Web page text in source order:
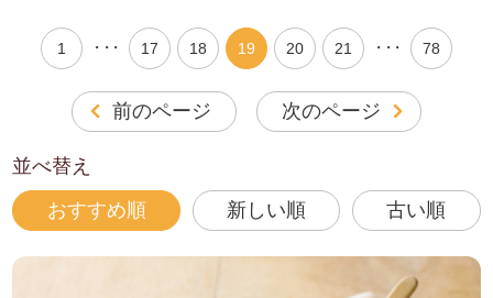
前のページ
1 ・・・ 17 18 19 20 21 ・・・ 78
次のページ
並べ替え
おすすめ順 新しい順 古い順